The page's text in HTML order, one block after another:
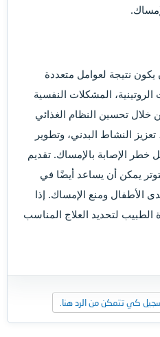
نتيجة لعوامل متعددة
المشكلات النفسية
خلال تحسين النظام الغذائي
تعزيز النشاط البدني، وتطوير
خطر الإصابة بالإمساك. تقديم
يمكن أن يساعد أيضًا في
الأطفال ومنع الإمساك. إذا
لتحديد العلاج المناسب
كي تتمكن من الرد هنا.